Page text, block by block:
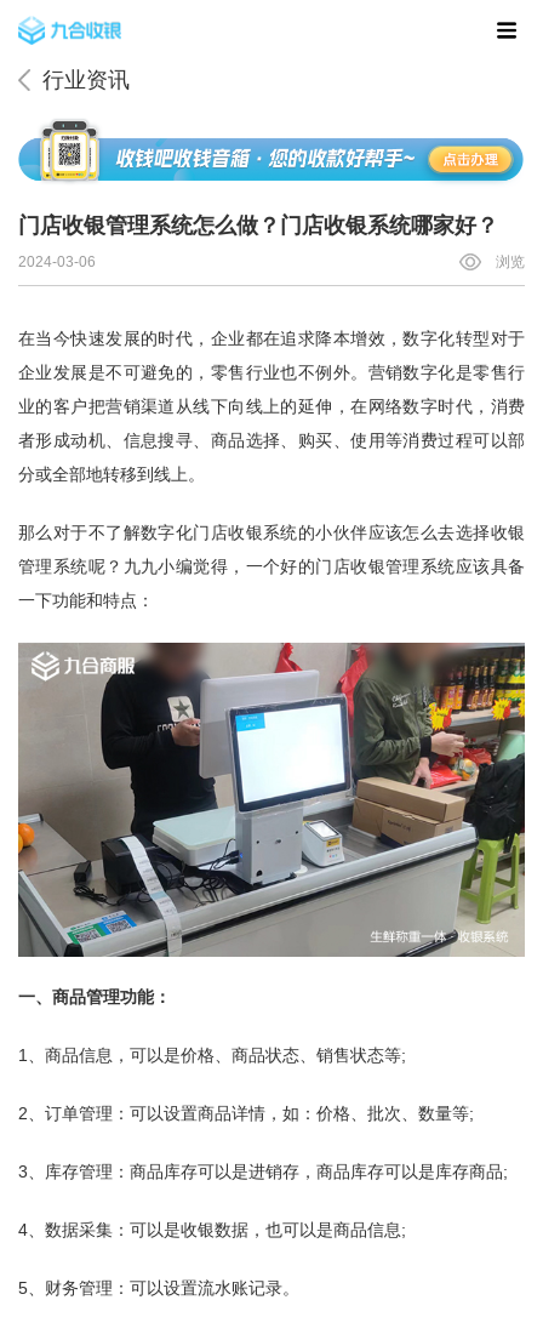
行业资讯
门店收银管理系统怎么做？门店收银系统哪家好？
浏览
2024-03-06
在当今快速发展的时代，企业都在追求降本增效，数字化转型对于
企业发展是不可避免的，零售行业也不例外。营销数字化是零售行
业的客户把营销渠道从线下向线上的延伸，在网络数字时代，消费
者形成动机、信息搜寻、商品选择、购买、使用等消费过程可以部
分或全部地转移到线上。
那么对于不了解数字化门店收银系统的小伙伴应该怎么去选择收银
管理系统呢？九九小编觉得，一个好的门店收银管理系统应该具备
一下功能和特点：
一、商品管理功能：
1、商品信息，可以是价格、商品状态、销售状态等;
2、订单管理：可以设置商品详情，如：价格、批次、数量等;
3、库存管理：商品库存可以是进销存，商品库存可以是库存商品;
4、数据采集：可以是收银数据，也可以是商品信息;
5、财务管理：可以设置流水账记录。